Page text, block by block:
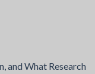
and What Research